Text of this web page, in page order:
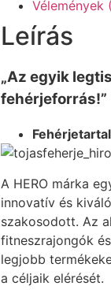
Vélemények
Leírás
„Az egyik
fehérjeforrás!”
A HERO márka
innovatív és
szakosodott. Az
fitneszrajongók
legjobb
a céljaik elérését.